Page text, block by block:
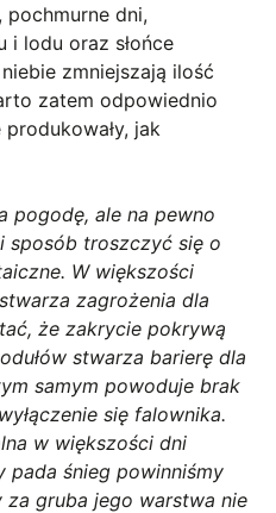
dni,
i lodu oraz słońce
zmniejszają ilość
zatem odpowiednio
jak
pogodę, ale na pewno
sposób troszczyć się o
W większości
zagrożenia dla
że zakrycie pokrywą
stwarza barierę dla
samym powoduje brak
się falownika.
w większości dni
pada śnieg powinniśmy
gruba jego warstwa nie